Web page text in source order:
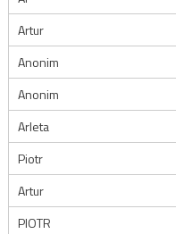
Artur
Anonim
Anonim
Arleta
Piotr
Artur
PIOTR